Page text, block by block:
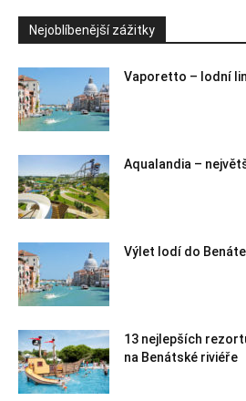
Nejoblíbenější zážitky
Vaporetto – lodní
Aqualandia –
Výlet lodí do
13 nejlepších
na Benátské riviéře